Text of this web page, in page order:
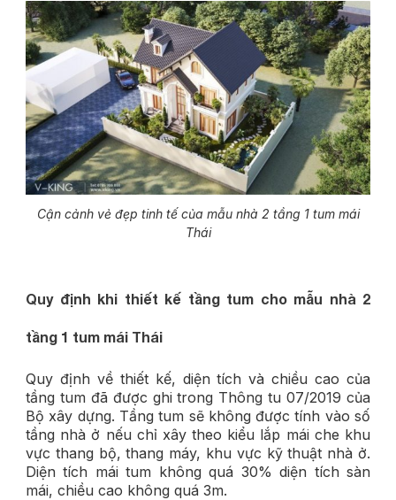
Cận cảnh vẻ đẹp tinh tế của mẫu nhà 2 tầng 1 tum mái
Thái
Quy định khi thiết kế tầng tum cho mẫu nhà 2
tầng 1 tum mái Thái
Quy định về thiết kế, diện tích và chiều cao của
tầng tum đã được ghi trong Thông tu 07/2019 của
Bộ xây dựng. Tầng tum sẽ không được tính vào số
tầng nhà ở nếu chỉ xây theo kiểu lắp mái che khu
vực thang bộ, thang máy, khu vực kỹ thuật nhà ở.
Diện tích mái tum không quá 30% diện tích sàn
mái, chiều cao không quá 3m.